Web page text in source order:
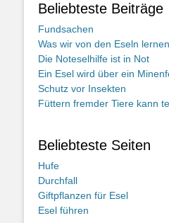
Beliebteste Beiträge
Fundsachen
Was wir von den Eseln
Die Noteselhilfe ist in Not
Ein Esel wird über ein
Schutz vor Insekten
Füttern fremder Tiere kann
Beliebteste Seiten
Hufe
Durchfall
Giftpflanzen für Esel
Esel führen